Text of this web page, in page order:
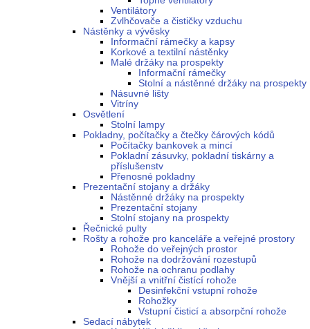
Ventilátory
Zvlhčovače a čističky vzduchu
Nástěnky a vývěsky
Informační rámečky a kapsy
Korkové a textilní nástěnky
Malé držáky na prospekty
Informační rámečky
Stolní a nástěnné držáky na prospekty
Násuvné lišty
Vitríny
Osvětlení
Stolní lampy
Pokladny, počítačky a čtečky čárových kódů
Počítačky bankovek a mincí
Pokladní zásuvky, pokladní tiskárny a
příslušenstv
Přenosné pokladny
Prezentační stojany a držáky
Nástěnné držáky na prospekty
Prezentační stojany
Stolní stojany na prospekty
Řečnické pulty
Rošty a rohože pro kanceláře a veřejné prostory
Rohože do veřejných prostor
Rohože na dodržování rozestupů
Rohože na ochranu podlahy
Vnější a vnitřní čistící rohože
Desinfekční vstupní rohože
Rohožky
Vstupní čisticí a absorpční rohože
Sedací nábytek